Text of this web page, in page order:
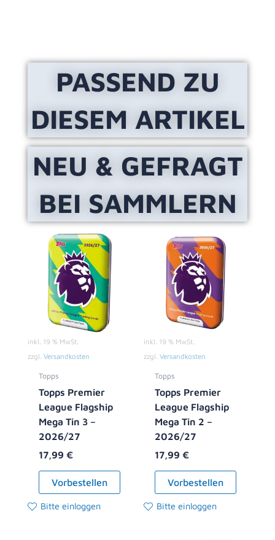
PASSEND ZU
DIESEM ARTIKEL
NEU & GEFRAGT
BEI SAMMLERN
inkl. 19 % MwSt.
zzgl. Versandkosten
Topps
Topps Premier
League Flagship
Mega Tin 3 –
2026/27
17,99 €
Vorbestellen
Bitte einloggen
inkl. 19 % MwSt.
zzgl. Versandkosten
Topps
Topps Premier
League Flagship
Mega Tin 2 –
2026/27
17,99 €
Vorbestellen
Bitte einloggen